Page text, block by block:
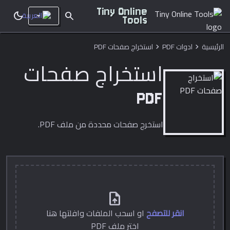
Tiny Online
Tools
search
dark_mode
الرئيسية chevron_right ادوات PDF chevron_right استخراج صفحات PDF
استخراج صفحات
PDF
استخرج صفحات محددة من ملف PDF.
upload_file
انقر للتصفح او اسحب الملفات وافلتها هنا
اختر ملف PDF